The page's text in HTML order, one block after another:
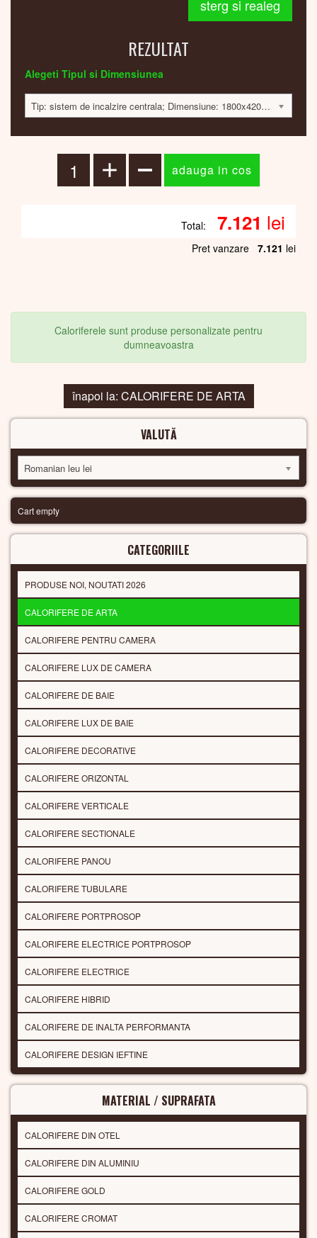
sterg si realeg
REZULTAT
Alegeti Tipul si Dimensiunea
Tip: sistem de incalzire centrala; Dimensiune: 1800x420x60; 584 Watt; 7100 lei
Total: 7.121 lei
Pret vanzare 7.121 lei
Caloriferele sunt produse personalizate pentru
dumneavoastra
înapoi la: CALORIFERE DE ARTA
VALUTĂ
Romanian leu lei
Cart empty
CATEGORIILE
PRODUSE NOI, NOUTATI 2026
CALORIFERE DE ARTA
CALORIFERE PENTRU CAMERA
CALORIFERE LUX DE CAMERA
CALORIFERE DE BAIE
CALORIFERE LUX DE BAIE
CALORIFERE DECORATIVE
CALORIFERE ORIZONTAL
CALORIFERE VERTICALE
CALORIFERE SECTIONALE
CALORIFERE PANOU
CALORIFERE TUBULARE
CALORIFERE PORTPROSOP
CALORIFERE ELECTRICE PORTPROSOP
CALORIFERE ELECTRICE
CALORIFERE HIBRID
CALORIFERE DE INALTA PERFORMANTA
CALORIFERE DESIGN IEFTINE
MATERIAL / SUPRAFATA
CALORIFERE DIN OTEL
CALORIFERE DIN ALUMINIU
CALORIFERE GOLD
CALORIFERE CROMAT